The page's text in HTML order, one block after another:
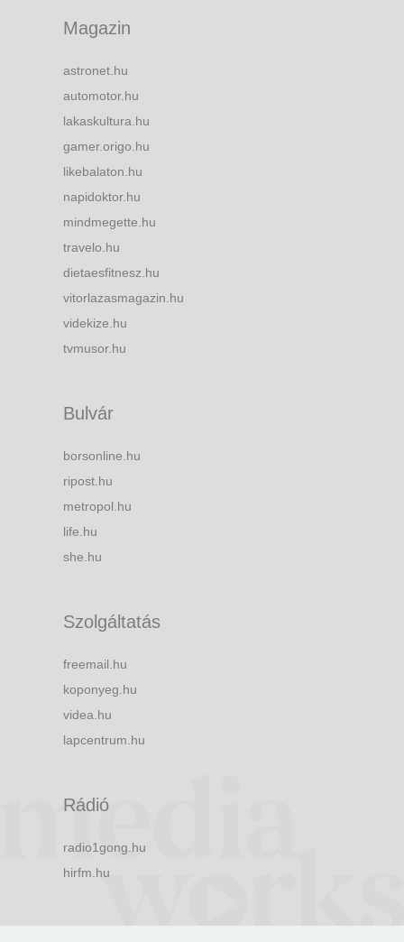
Magazin
astronet.hu
automotor.hu
lakaskultura.hu
gamer.origo.hu
likebalaton.hu
napidoktor.hu
mindmegette.hu
travelo.hu
dietaesfitnesz.hu
vitorlazasmagazin.hu
videkize.hu
tvmusor.hu
Bulvár
borsonline.hu
ripost.hu
metropol.hu
life.hu
she.hu
Szolgáltatás
freemail.hu
koponyeg.hu
videa.hu
lapcentrum.hu
Rádió
radio1gong.hu
hirfm.hu